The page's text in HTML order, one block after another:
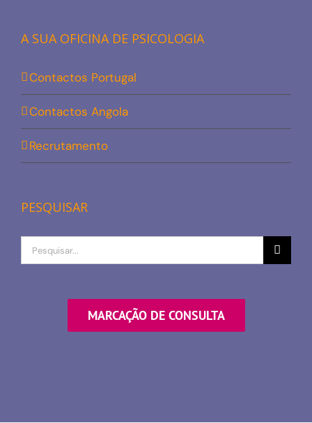
A SUA OFICINA DE PSICOLOGIA
Contactos Portugal
Contactos Angola
Recrutamento
PESQUISAR
Procurar
por
MARCAÇÃO DE CONSULTA